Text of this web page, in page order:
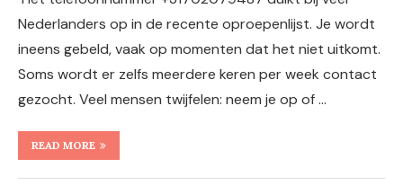
Nederlanders op in de recente oproepenlijst. Je wordt
ineens gebeld, vaak op momenten dat het niet uitkomt.
Soms wordt er zelfs meerdere keren per week contact
gezocht. Veel mensen twijfelen: neem je op of …
READ MORE